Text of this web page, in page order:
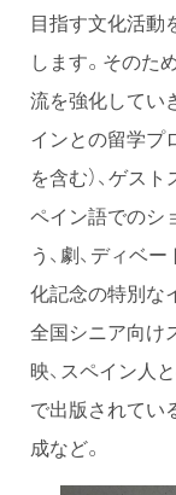
目指す文化活動
します。そのた
流を強化してい
インとの留学プ
を含む）、ゲス
ペイン語でのシ
う、劇、ディベ
化記念の特別な
全国シニア向け
映、スペイン人
で出版されてい
成など。